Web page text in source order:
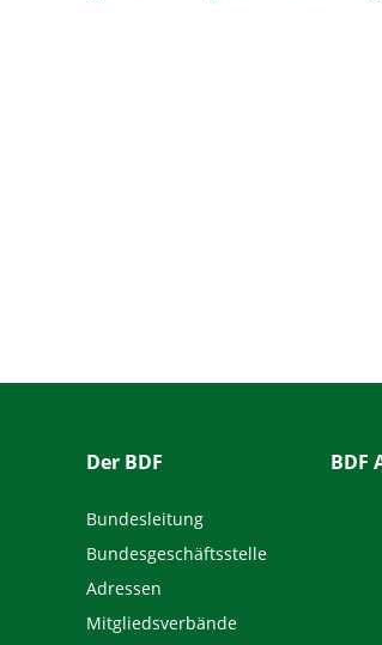
Der BDF
Bundesleitung
Bundesgeschäftsstelle
Adressen
Mitgliedsverbände
BDF